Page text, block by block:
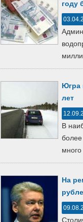
году
Югра
лет
В
более
много
На